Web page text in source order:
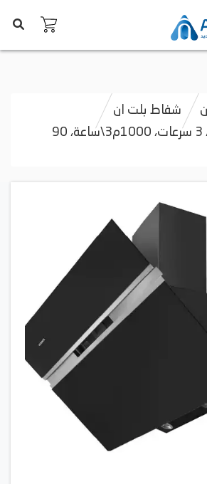
شفاط بلت ان
شفاط بلت ان هانز، 3 سرعات، 1000م3\ساعة، 90